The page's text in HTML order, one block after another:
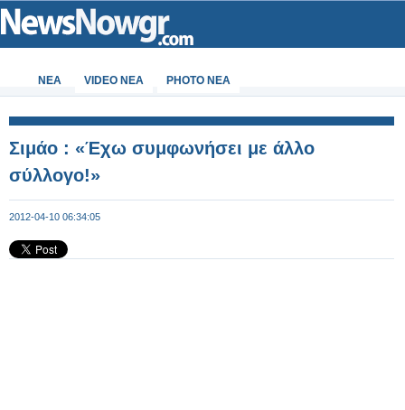
ΝΕΑ VIDEO NEA PHOTO NEA
Σιμάο : «Έχω συμφωνήσει με άλλο
σύλλογο!»
2012-04-10 06:34:05